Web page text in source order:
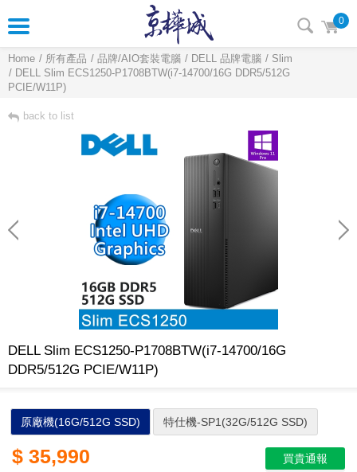
0
Home 所有產品 品牌/AIO套裝電腦 DELL 品牌電腦
Slim
DELL Slim ECS1250-P1708BTW(i7-14700/16G DDR5/512G
PCIE/W11P)
back to list
DELL Slim ECS1250-P1708BTW(i7-14700/16G
DDR5/512G PCIE/W11P)
原廠機(16G/512G SSD) 特仕機-SP1(32G/512G SSD)
$ 35,990 買貴通報